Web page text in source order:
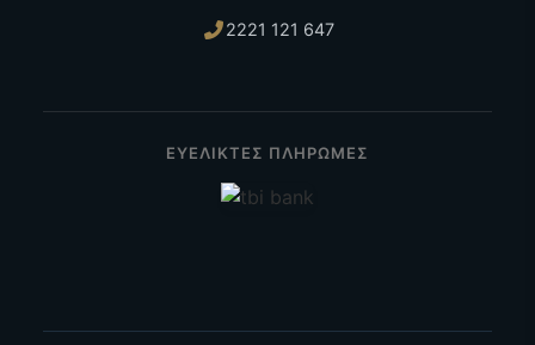
2221 121 647
ΕΥΕΛΙΚΤΕΣ ΠΛΗΡΩΜΕΣ